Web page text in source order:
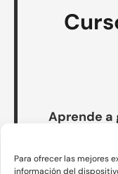
Para ofrecer las mejores
información del
Aprende a